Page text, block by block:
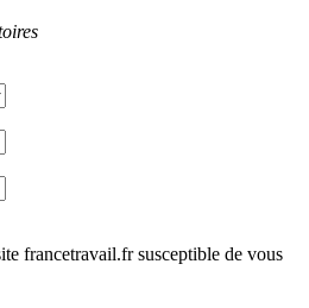
francetravail.fr susceptible de vous